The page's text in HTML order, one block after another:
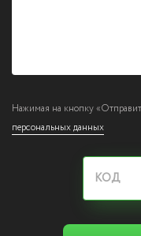
Нажимая на кнопку
персональных данных